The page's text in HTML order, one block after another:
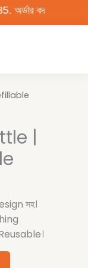
সার্ভিসে
|
সহ।